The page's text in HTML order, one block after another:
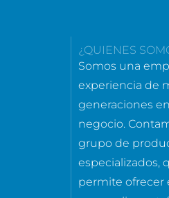
¿QUIENES
Somos una
experiencia de
generaciones
negocio.
grupo de
especializados,
permite ofrecer